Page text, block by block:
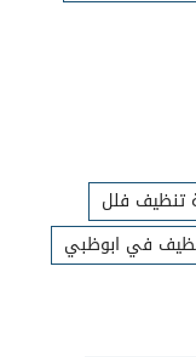
تنظيف فلل
في ابوظبي